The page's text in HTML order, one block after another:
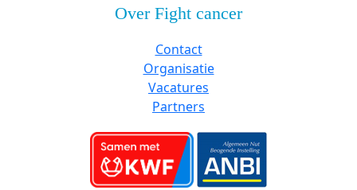
Over Fight cancer
Contact
Organisatie
Vacatures
Partners